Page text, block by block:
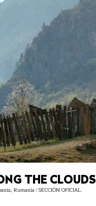
THE CLOUDS
Rumanía ǀ SECCIÓN OFICIAL.